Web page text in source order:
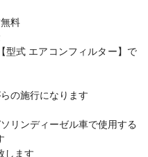
料
型式 エアコンフィルター】で
の施行になります
リンディーゼル車で使用する
します